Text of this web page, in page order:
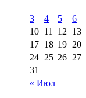
« Июл
3
4 5 6
10 11 12 13
17 18 19 20
24 25 26 27
31